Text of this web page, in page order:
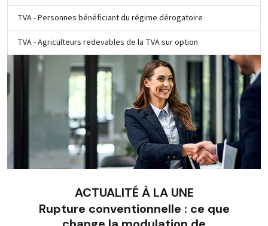
TVA - Personnes bénéficiant du régime dérogatoire
TVA - Agriculteurs redevables de la TVA sur option
ACTUALITÉ À LA UNE
Rupture conventionnelle : ce que